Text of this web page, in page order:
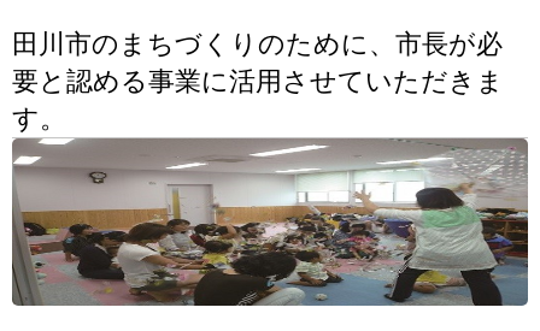
田川市のまちづくりのために、市長が必
要と認める事業に活用させていただきま
す。